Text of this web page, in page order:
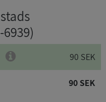
6939)
90 SEK
90 SEK